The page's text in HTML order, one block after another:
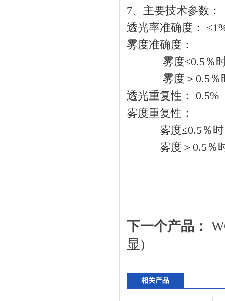
7、主要技术参数：
透光率准确度：
雾度准确度：
雾度≤0.5％时
雾度＞0.5％时
透光重复性： 0.5%
雾度重复性：
雾度≤0.5％时
雾度＞0.5％时
下一个产品：
显)
相关产品